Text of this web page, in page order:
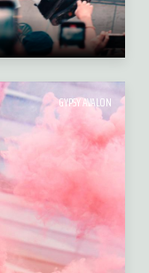
GYPSY AVALON